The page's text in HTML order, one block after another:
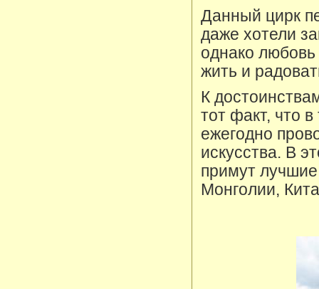
Данный цирк
даже хотели
однако
жить и
К
тот факт, что
ежегодно
искусства. В
примут
Монголии,